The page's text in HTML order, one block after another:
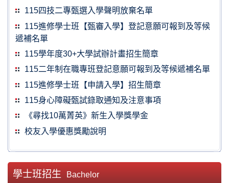
115四技二專甄選入學聲明放棄名單
115進修學士班【甄審入學】登記意願可報到及等候
遞補名單
115學年度30+大學試辦計畫招生簡章
115二年制在職專班登記意願可報到及等候遞補名單
115進修學士班【申請入學】招生簡章
115身心障礙甄試錄取通知及注意事項
《尋找10萬菁英》新生入學獎學金
校友入學優惠獎勵說明
學士班招生 Bachelor